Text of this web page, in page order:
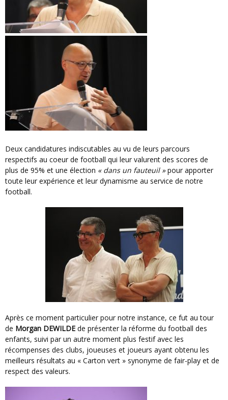
Deux candidatures indiscutables au vu de leurs parcours
respectifs au coeur de football qui leur valurent des scores de
plus de 95% et une élection « dans un fauteuil »pour apporter
toute leur expérience et leur dynamisme au service de notre
football.
Après ce moment particulier pour notre instance, ce fut au tour
de Morgan DEWILDE de présenter la réforme du football des
enfants, suivi par un autre moment plus festif avec les
récompenses des clubs, joueuses et joueurs ayant obtenu les
meilleurs résultats au « Carton vert » synonyme de fair-play et de
respect des valeurs.